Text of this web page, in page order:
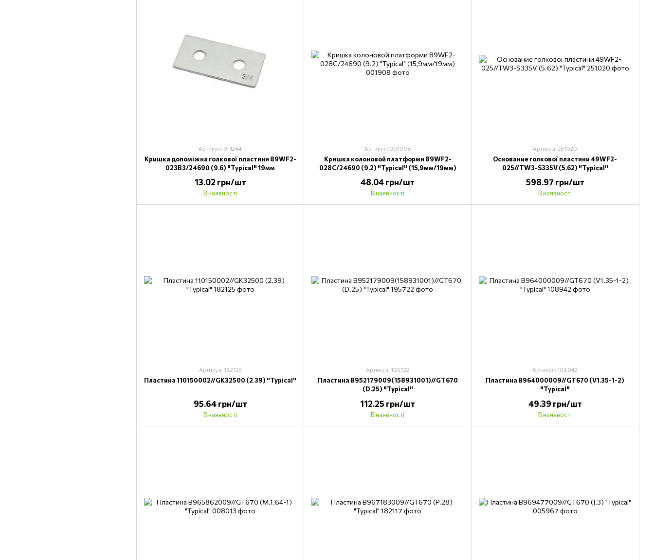
Артикул: 011244
Кришка допоміжна голкової пластини 89WF2-
023B3/24690 (9.6) "Typical" 19мм
13.02 грн/шт
В наявності
Артикул: 001908
Кришка колоновой платформи 89WF2-
028C/24690 (9.2) "Typical" (15,9мм/19мм)
48.04 грн/шт
В наявності
Артикул: 251020
Основание голкової пластини 49WF2-
025//TW3-S335V (5.62) "Typical"
598.97 грн/шт
В наявності
Артикул: 182125
Пластина 110150002//GK32500 (2.39) "Typical"
95.64 грн/шт
В наявності
Артикул: 195722
Пластина B952179009(158931001)//GT670
(D.25) "Typical"
112.25 грн/шт
В наявності
Артикул: 108942
Пластина B964000009//GT670 (V1.35-1-2)
"Typical"
49.39 грн/шт
В наявності